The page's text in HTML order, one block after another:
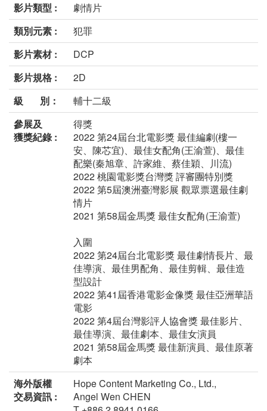
影片類型 :
劇情片
類別元素 :
犯罪
影片素材 :
DCP
影片規格 :
2D
級 別：
輔十二級
參展及
獲獎紀錄 :
得獎
2022 第24屆台北電影獎 最佳編劇(樓一
安、陳芯宜)、最佳女配角(王渝萱)、最佳
配樂(秦旭章、許家維、蔡佳穎、川流)
2022 桃園電影獎台灣獎 評審團特別獎
2022 第5屆澳洲臺灣影展 觀眾票選最佳劇
情片
2021 第58屆金馬獎 最佳女配角(王渝萱)
入圍
2022 第24屆台北電影獎 最佳劇情長片、最
佳導演、最佳男配角、最佳剪輯、最佳造
型設計
2022 第41屆香港電影金像獎 最佳亞洲華語
電影
2022 第4屆台灣影評人協會獎 最佳影片、
最佳導演、最佳劇本、最佳女演員
2021 第58屆金馬獎 最佳新演員、最佳原著
劇本
海外版權
交易資訊 :
Hope Content Marketing Co., Ltd.,
Angel Wen CHEN